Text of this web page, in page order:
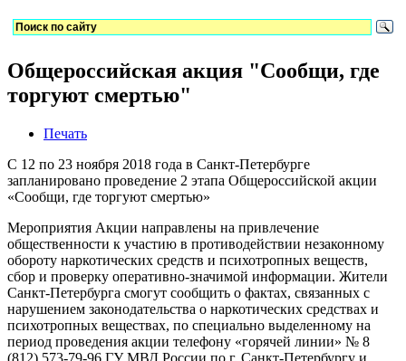
Общероссийская акция "Сообщи, где
торгуют смертью"
Печать
С 12 по 23 ноября 2018 года в Санкт-Петербурге
запланировано проведение 2 этапа Общероссийской акции
«Сообщи, где торгуют смертью»
Мероприятия Акции направлены на привлечение
общественности к участию в противодействии незаконному
обороту наркотических средств и психотропных веществ,
сбор и проверку оперативно-значимой информации. Жители
Санкт-Петербурга смогут сообщить о фактах, связанных с
нарушением законодательства о наркотических средствах и
психотропных веществах, по специально выделенному на
период проведения акции телефону «горячей линии» № 8